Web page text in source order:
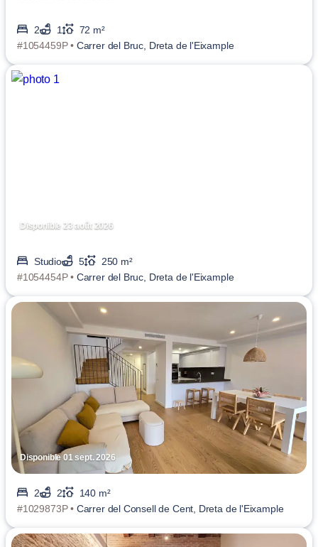
2 1
72 m²
#1054459P • Carrer del Bruc, Dreta de l'Eixample
Disponible 23 août 2026
Studio 5
250 m²
#1054454P • Carrer del Bruc, Dreta de l'Eixample
Disponible 01 sept. 2026
2 2
140 m²
#1029873P • Carrer del Consell de Cent, Dreta de l'Eixample